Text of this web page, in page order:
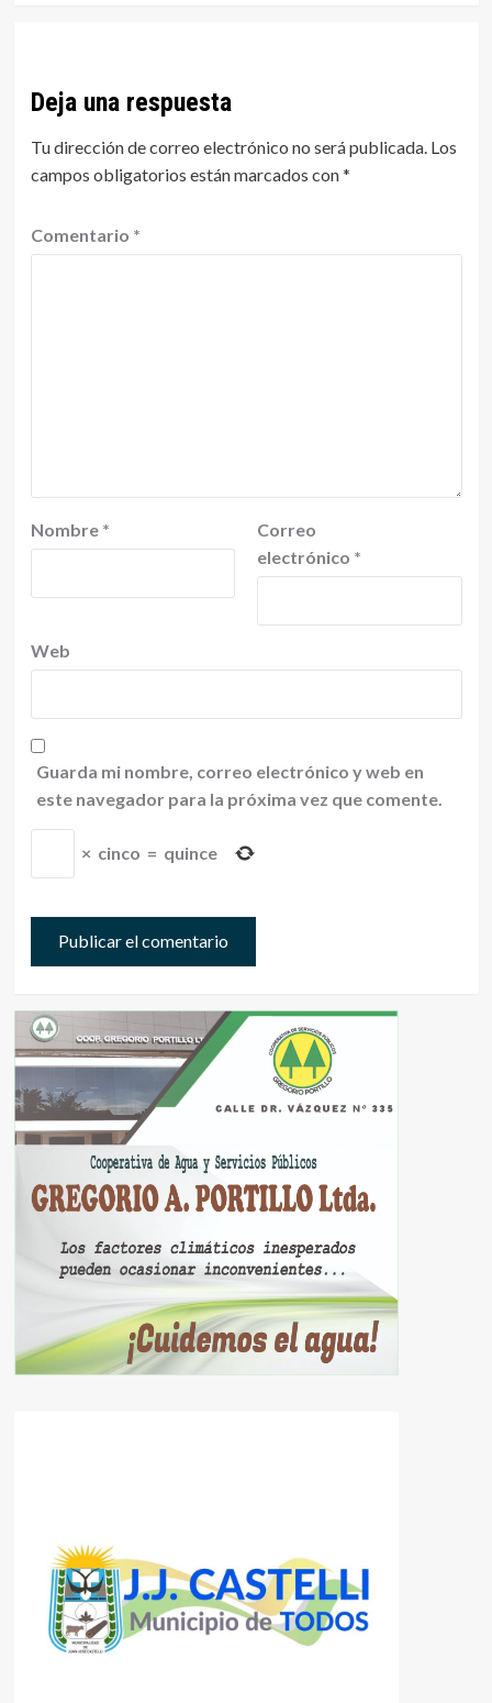
Deja una respuesta
Tu dirección de correo electrónico no será publicada. Los
campos obligatorios están marcados con*
Comentario *
Nombre *
Correo
electrónico *
Web
Guarda mi nombre, correo electrónico y web en
este navegador para la próxima vez que comente.
× cinco = quince